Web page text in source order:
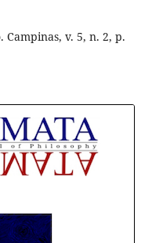
Campinas, v. 5, n. 2, p.